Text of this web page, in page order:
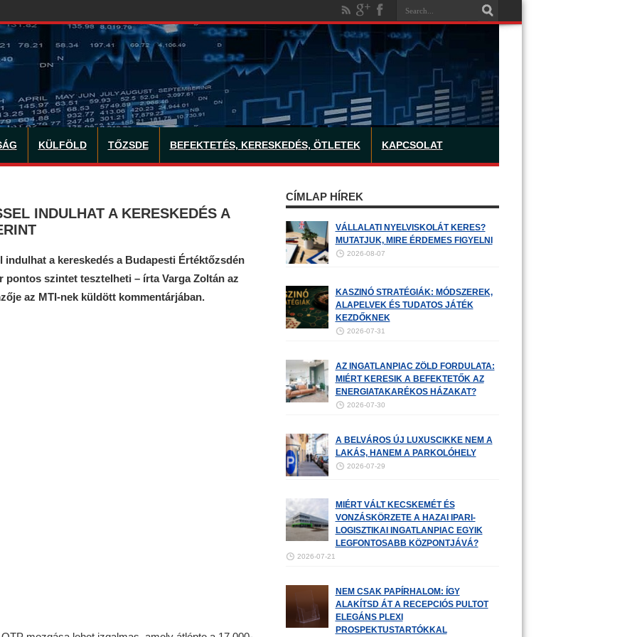
KÜLFÖLD TŐZSDE BEFEKTETÉS, KERESKEDÉS, ÖTLETEK KAPCSOLAT
INDULHAT A KERESKEDÉS A
indulhat a kereskedés a Budapesti Értéktőzsdén
pontos szintet tesztelheti – írta Varga Zoltán az
az MTI-nek küldött kommentárjában.
CÍMLAP HÍREK
VÁLLALATI NYELVISKOLÁT KERES?
MUTATJUK, MIRE ÉRDEMES FIGYELNI
2026-08-07
KASZINÓ STRATÉGIÁK: MÓDSZEREK,
ALAPELVEK ÉS TUDATOS JÁTÉK
KEZDŐKNEK
2026-07-31
AZ INGATLANPIAC ZÖLD FORDULATA:
MIÉRT KERESIK A BEFEKTETŐK AZ
ENERGIATAKARÉKOS HÁZAKAT?
2026-07-30
A BELVÁROS ÚJ LUXUSCIKKE NEM A
LAKÁS, HANEM A PARKOLÓHELY
2026-07-29
MIÉRT VÁLT KECSKEMÉT ÉS
VONZÁSKÖRZETE A HAZAI IPARI-
LOGISZTIKAI INGATLANPIAC EGYIK
LEGFONTOSABB KÖZPONTJÁVÁ?
2026-07-21
NEM CSAK PAPÍRHALOM: ÍGY
ALAKÍTSD ÁT A RECEPCIÓS PULTOT
ELEGÁNS PLEXI
PROSPEKTUSTARTÓKKAL